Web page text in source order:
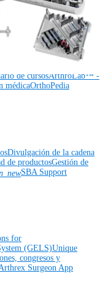
y resección
de cursosArthroLab™ -
médicaOrthoPedia
Divulgación de la cadena
de productosGestión de
SBA Support
for
(GELS)Unique
congresos y
Surgeon App